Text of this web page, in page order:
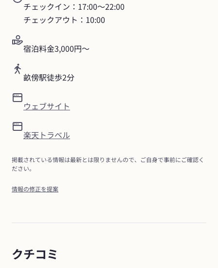
チェックイン：17:00〜22:00
チェックアウト：10:00
宿泊料金3,000円～
畝傍駅徒歩2分
ウェブサイト
楽天トラベル
掲載されている情報は最新とは限りませんので、ご自身で事前にご確認く
ださい。
情報の修正を提案
クチコミ